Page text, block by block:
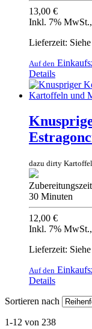
13,00 €
Inkl. 7% MwSt.,
Lieferzeit: Siehe
Auf den
Details
dazu dirty
Zubereitungszeit
30 Minuten
12,00 €
Inkl. 7% MwSt.,
Lieferzeit: Siehe
Auf den
Details
Sortieren nach
1-12 von 238